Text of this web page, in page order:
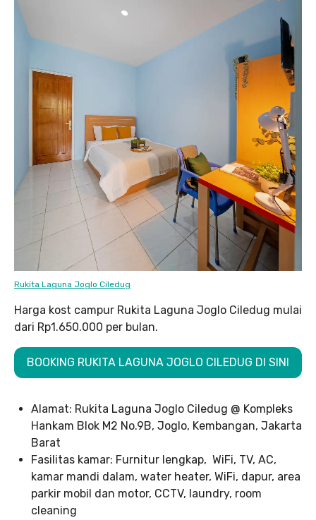
Rukita Laguna Joglo Ciledug
Harga kost campur Rukita Laguna Joglo Ciledug mulai
dari Rp1.650.000 per bulan.
BOOKING RUKITA LAGUNA JOGLO CILEDUG DI SINI
Alamat: Rukita Laguna Joglo Ciledug @ Kompleks
Hankam Blok M2 No.9B, Joglo, Kembangan, Jakarta
Barat
Fasilitas kamar: Furnitur lengkap, WiFi, TV, AC,
kamar mandi dalam, water heater, WiFi, dapur, area
parkir mobil dan motor, CCTV, laundry, room
cleaning